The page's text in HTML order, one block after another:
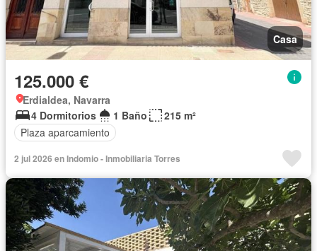
Casa
125.000 €
Erdialdea, Navarra
4 Dormitorios
1 Baño
215 m²
Plaza aparcamiento
2 jul 2026 en Indomio - Inmobiliaria Torres